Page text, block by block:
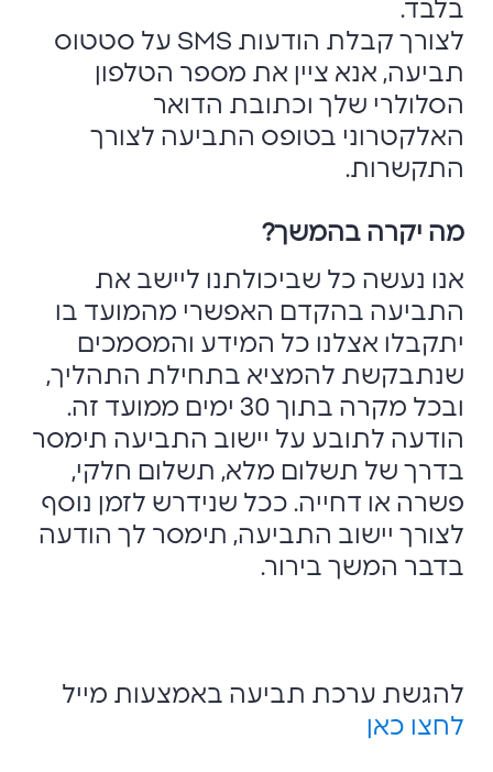
בלבד.
לצורך קבלת הודעות SMS על סטטוס
תביעה, אנא ציין את מספר הטלפון
הסלולרי שלך וכתובת הדואר
האלקטרוני בטופס התביעה לצורך
התקשרות.
מה יקרה בהמשך?
אנו נעשה כל שביכולתנו ליישב את
התביעה בהקדם האפשרי מהמועד בו
יתקבלו אצלנו כל המידע והמסמכים
שנתבקשת להמציא בתחילת התהליך,
ובכל מקרה בתוך 30 ימים ממועד זה.
הודעה לתובע על יישוב התביעה תימסר
בדרך של תשלום מלא, תשלום חלקי,
פשרה או דחייה. ככל שנידרש לזמן נוסף
לצורך יישוב התביעה, תימסר לך הודעה
בדבר המשך בירור.
להגשת ערכת תביעה באמצעות מייל
לחצו כאן